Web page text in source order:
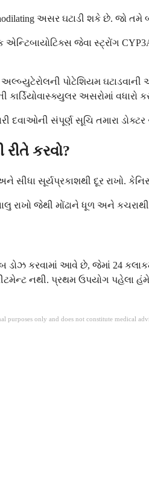
અસર ઘટાડી શકે છે. જો તમે
એન્ટિબાયોટિક્સ જેવા સ્ટ્રોંગ
અલ્બ્યુટેરોલની પોટેશિયમ
અસરોમાં વધારો
દવાઓની સંપૂર્ણ સૂચિ તમારા ડોક્ટર
કરવો?
સીધા સૂર્યપ્રકાશથી દૂર રાખો.
રાખો જેથી મોંઢાને ધૂળ અને
કરવામાં આવે છે, જેમાં 24
નથી. પ્રથમ ઉપયોગ પહેલા
purposes only and does not constitute medical